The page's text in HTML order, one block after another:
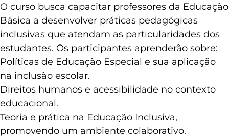
O curso busca capacitar professores da Educação
Básica a desenvolver práticas pedagógicas
inclusivas que atendam as particularidades dos
estudantes. Os participantes aprenderão sobre:
Políticas de Educação Especial e sua aplicação
na inclusão escolar.
Direitos humanos e acessibilidade no contexto
educacional.
Teoria e prática na Educação Inclusiva,
promovendo um ambiente colaborativo.